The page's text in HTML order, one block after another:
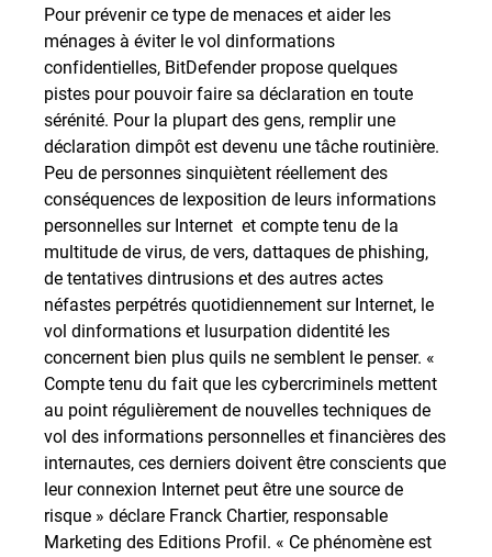
Pour prévenir ce type de menaces et aider les
ménages à éviter le vol dinformations
confidentielles, BitDefender propose quelques
pistes pour pouvoir faire sa déclaration en toute
sérénité. Pour la plupart des gens, remplir une
déclaration dimpôt est devenu une tâche routinière.
Peu de personnes sinquiètent réellement des
conséquences de lexposition de leurs informations
personnelles sur Internet  et compte tenu de la
multitude de virus, de vers, dattaques de phishing,
de tentatives dintrusions et des autres actes
néfastes perpétrés quotidiennement sur Internet, le
vol dinformations et lusurpation didentité les
concernent bien plus quils ne semblent le penser. «
Compte tenu du fait que les cybercriminels mettent
au point régulièrement de nouvelles techniques de
vol des informations personnelles et financières des
internautes, ces derniers doivent être conscients que
leur connexion Internet peut être une source de
risque » déclare Franck Chartier, responsable
Marketing des Editions Profil. « Ce phénomène est